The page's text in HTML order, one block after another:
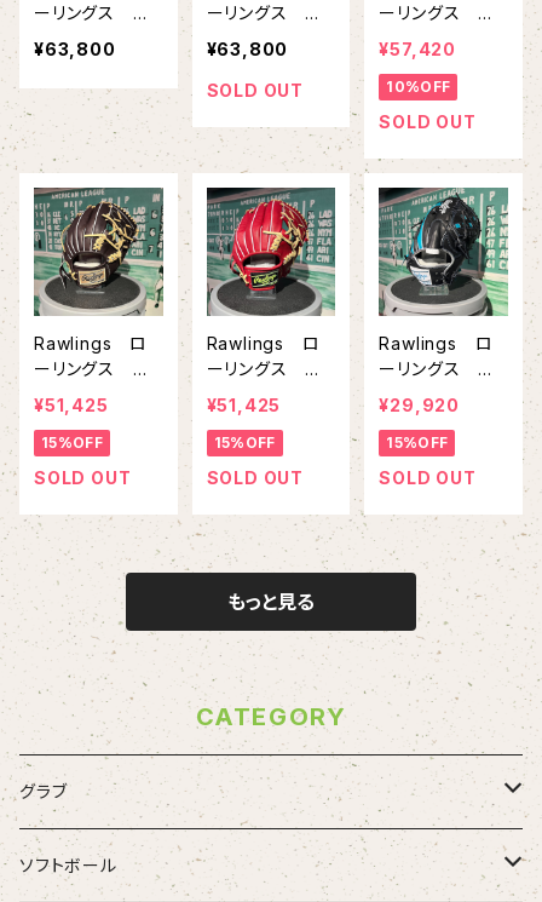
ーリングス 硬
式グラブ 内野
手用 HOH P
REMIUM GH5
HPN6X ジャ
ズイエロー ブ
ラウン
¥63,800
ーリングス 硬
式グラブ 内野
手用 HOH P
REMIUM GH5
ズイエロー ブ
¥63,800
SOLD OUT
ーリングス 硬
式グラブ 内野
手用 HOH P
REMIUM GH5
HPCK4H エス
ル
¥57,420
10%OFF
SOLD OUT
Rawlings ロ
ーリングス 硬
式グラブ 内野
手用 PRO PR
EFERRED GH
5FPRYJX2 モ
¥51,425
15%OFF
SOLD OUT
Rawlings ロ
ーリングス 硬
式グラブ 内野
手用 PRO PR
EFERRED GH
5FPRYJX2 ワ
¥51,425
15%OFF
SOLD OUT
Rawlings ロ
ーリングス 軟
式グラブ 投手
用 HOH PR
O EXCEL W
izard＃02 CO
ブラック/Mグ
リーン
¥29,920
15%OFF
SOLD OUT
もっと見る
CATEGORY
グラブ
ZETT
ソフトボール